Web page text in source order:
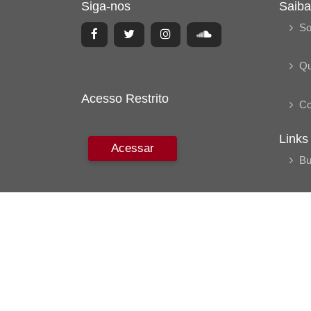
Siga-nos
Acesso Restrito
Acessar